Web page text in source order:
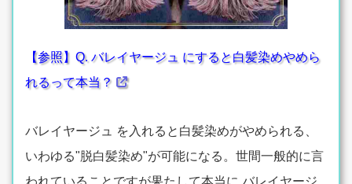
【参照】Q. バレイヤージュ にすると白髪染めやめら
れるって本当？
バレイヤージュ を入れると白髪染めがやめられる、
いわゆる"脱白髪染め"が可能になる。世間一般的に言
われていることですが果たして本当に バレイヤージ